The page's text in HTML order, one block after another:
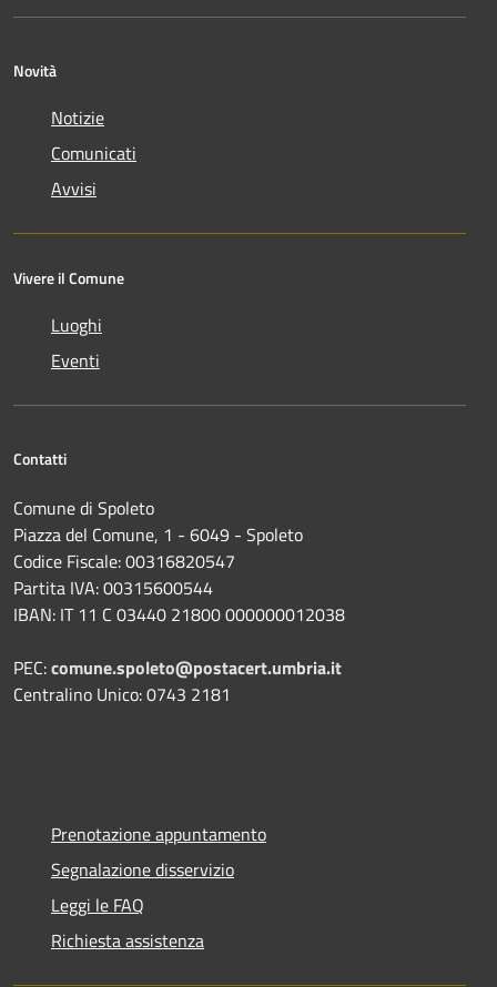
Novità
Notizie
Comunicati
Avvisi
Vivere il Comune
Luoghi
Eventi
Contatti
Comune di Spoleto
Piazza del Comune, 1 - 6049 - Spoleto
Codice Fiscale: 00316820547
Partita IVA: 00315600544
IBAN: IT 11 C 03440 21800 000000012038
PEC:comune.spoleto@postacert.umbria.it
Centralino Unico: 0743 2181
Prenotazione appuntamento
Segnalazione disservizio
Leggi le FAQ
Richiesta assistenza